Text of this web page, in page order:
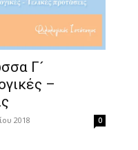
Γ´
–
2018 0